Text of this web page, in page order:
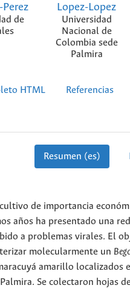
de
Lopez-Lopez
Universidad
Nacional de
Colombia sede
Palmira
HTML Referencias
Resumen (es)
de importancia
años ha presentado una
a problemas virales. El
molecularmente un
amarillo localizados
Se colectaron hojas